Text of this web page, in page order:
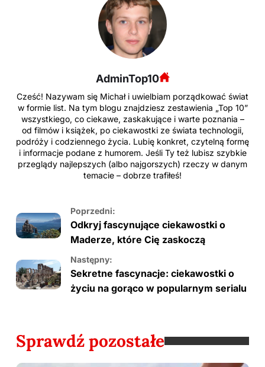
AdminTop10
Cześć! Nazywam się Michał i uwielbiam porządkować świat
w formie list. Na tym blogu znajdziesz zestawienia „Top 10”
wszystkiego, co ciekawe, zaskakujące i warte poznania –
od filmów i książek, po ciekawostki ze świata technologii,
podróży i codziennego życia. Lubię konkret, czytelną formę
i informacje podane z humorem. Jeśli Ty też lubisz szybkie
przeglądy najlepszych (albo najgorszych) rzeczy w danym
temacie – dobrze trafiłeś!
Poprzedni:
Odkryj fascynujące ciekawostki o
Maderze, które Cię zaskoczą
Następny:
Sekretne fascynacje: ciekawostki o
życiu na gorąco w popularnym serialu
Sprawdź pozostałe